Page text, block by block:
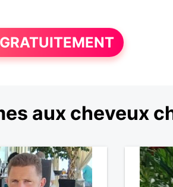
aux cheveux